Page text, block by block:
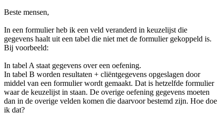
Beste mensen,
In een formulier heb ik een veld veranderd in keuzelijst die
gegevens haalt uit een tabel die niet met de formulier gekoppeld is.
Bij voorbeeld:
In tabel A staat gegevens over een oefening.
In tabel B worden resultaten + cliëntgegevens opgeslagen door
middel van een formulier wordt gemaakt. Dat is hetzelfde formulier
waar de keuzelijst in staan. De overige oefening gegevens moeten
dan in de overige velden komen die daarvoor bestemd zijn. Hoe doe
ik dat?